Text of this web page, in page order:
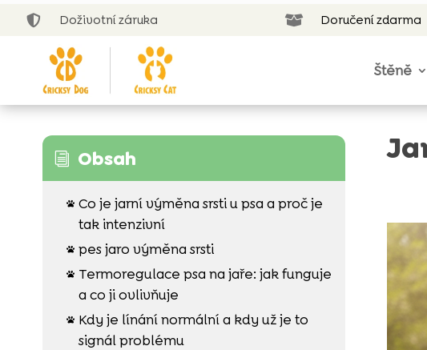
 Doživotní záruka  Doručení zdarma
Štěně
i Obsah
 Co je jarní výměna srsti u psa a proč je
tak intenzivní
 pes jaro výměna srsti

Termoregulace psa na jaře: jak funguje
a co ji ovlivňuje

Kdy je línání normální a kdy už je to
signál problému